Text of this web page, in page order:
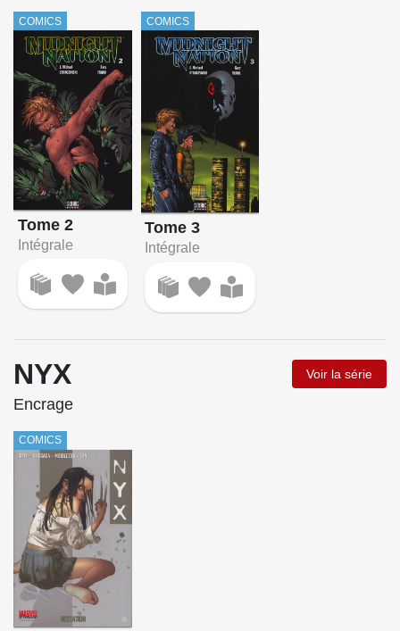
COMICS
Tome 2
Intégrale
COMICS
Tome 3
Intégrale
NYX Voir la série
Encrage
COMICS